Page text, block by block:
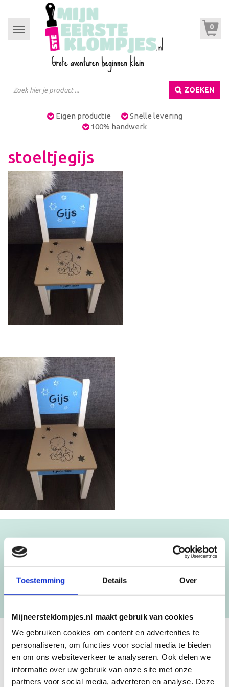
Toestemming Details Over
Mijneersteklompjes.nl maakt gebruik van cookies
We gebruiken cookies om content en advertenties te
personaliseren, om functies voor social media te bieden
en om ons websiteverkeer te analyseren. Ook delen we
informatie over uw gebruik van onze site met onze
partners voor social media, adverteren en analyse. Deze
Toggle
navigation
0
ZOEKEN
Eigen productie
Snelle levering
100% handwerk
stoeltjegijs
Blijf op de hoogte!
NIEUWSBRIEF
[mc4wp_form id=”3182″]
GEBOORTEKLOMPJES EN
KRAAMCADEAU MET NAAM